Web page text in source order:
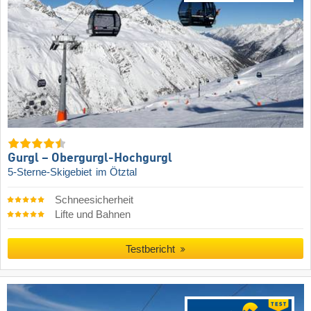
Gurgl – Obergurgl-Hochgurgl
5-Sterne-Skigebiet im Ötztal
Schneesicherheit
Lifte und Bahnen
Testbericht